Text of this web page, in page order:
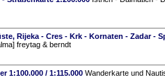
Rijeka - Cres - Krk - Kornaten - Zadar -
freytag & berndt
1:100.000 / 1:115.000Wanderkarte und